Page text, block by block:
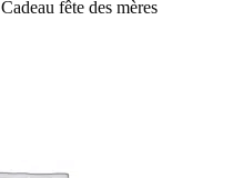
Cadeau fête des mères